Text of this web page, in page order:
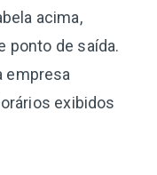
acima,
ponto de saída.
empresa
exibidos